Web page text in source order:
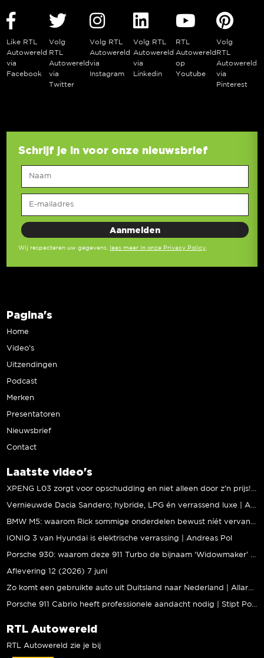
Like RTL
Autowereld
via
Facebook
Volg
RTL
Autowereld
via
Twitter
Volg RTL
Autowereld
via
Instagram
Volg RTL
Autowereld
via
Linkedin
RTL
Autowereld
op
Youtube
Volg
RTL
Autowereld
via
Pinterest
Schrijf je in voor onze nieuwsbrief
Wij respecteren uw gegevens, lees meer in onze Privacy Policy.
Pagina's
Home
Video’s
Uitzendingen
Podcast
Merken
Presentatoren
Nieuwsbrief
Contact
Laatste video's
IONIQ 3 van Hyundai is elektrische verrassing | Andreas Pol
Aflevering 12 (2026) 7 juni
RTL Autowereld
RTL Autowereld zie je bij